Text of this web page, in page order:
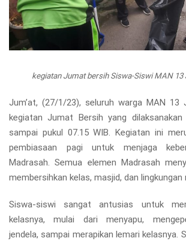
kegiatan Jumat bersih Siswa-Siswi MAN 13
Jum’at, (27/1/23), seluruh warga MAN 13
kegiatan Jumat Bersih yang
sampai pukul 07.15 WIB. Kegiatan ini
pembiasaan pagi untuk menjaga
Madrasah. Semua elemen Madrasah
membersihkan kelas, masjid, dan lingkungan
Siswa-siswi sangat antusias untuk
kelasnya, mulai dari menyapu,
jendela, sampai merapikan lemari kelasnya.